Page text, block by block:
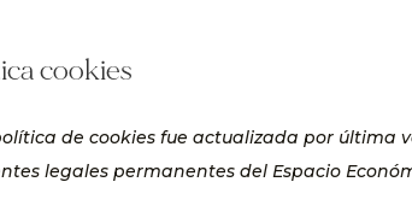
cookies
de cookies fue actualizada por última
legales permanentes del Espacio